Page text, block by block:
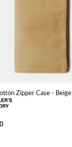
Zipper Case - Beige